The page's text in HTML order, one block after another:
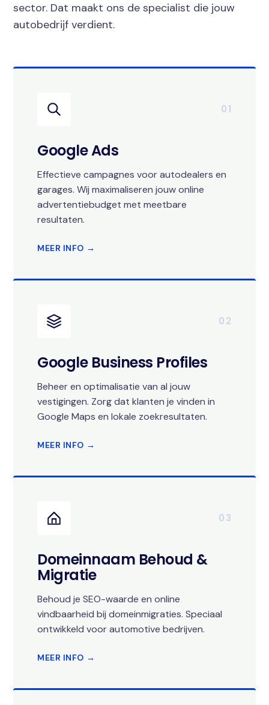
sector. Dat maakt ons de specialist die jouw
autobedrijf verdient.
01
Google Ads
Effectieve campagnes voor autodealers en
garages. Wij maximaliseren jouw online
advertentiebudget met meetbare
resultaten.
MEER INFO →
02
Google Business Profiles
Beheer en optimalisatie van al jouw
vestigingen. Zorg dat klanten je vinden in
Google Maps en lokale zoekresultaten.
MEER INFO →
03
Domeinnaam Behoud &
Migratie
Behoud je SEO-waarde en online
vindbaarheid bij domeinmigraties. Speciaal
ontwikkeld voor automotive bedrijven.
MEER INFO →